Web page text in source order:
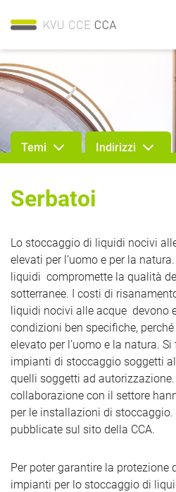
Temi Indirizzi
Serbatoi
Lo stoccaggio di liquidi nocivi
elevati per l’uomo e per la
liquidi compromette la qualità
sotterranee. I costi di
liquidi nocivi alle acque devono
condizioni ben specifiche,
elevato per l’uomo e la natura.
impianti di stoccaggio soggetti
quelli soggetti ad
collaborazione con il settore
per le installazioni di
pubblicate sul sito della CCA.
Per poter garantire la protezione
impianti per lo stoccaggio di